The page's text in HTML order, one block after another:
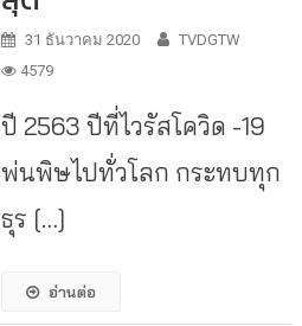
31 ธันวาคม 2020
TVDGTW
4579
ปี 2563 ปีที่ไวรัสโควิด -19
พ่นพิษไปทั่วโลก กระทบทุก
ธุร […]
อ่านต่อ